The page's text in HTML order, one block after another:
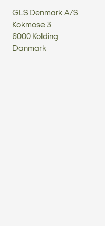
GLS Denmark A/S
Kokmose 3
6000 Kolding
Danmark